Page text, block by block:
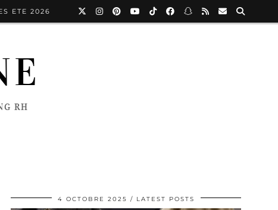
RH
ETE 2026
4 OCTOBRE 2025 LATEST POSTS